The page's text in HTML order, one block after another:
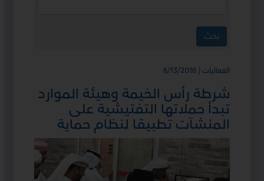
الفعاليات | 6/13/2016
شرطة رأس الخيمة وهيئة الموارد
تبدأ حملاتها التفتيشية على
المنشآت تطبيقا لنظام حماية